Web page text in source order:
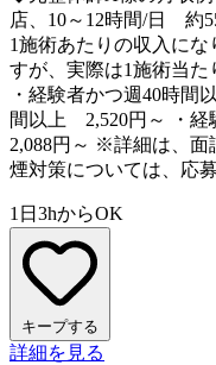
店、10～12時間/日 約
1施術あたりの収入に
すが、実際は1施術当た
・経験者かつ週40時間
間以上 2,520円～ ・経
2,088円～ ※詳細は、
煙対策については、応
1日3hからOK
キープする
詳細を見る